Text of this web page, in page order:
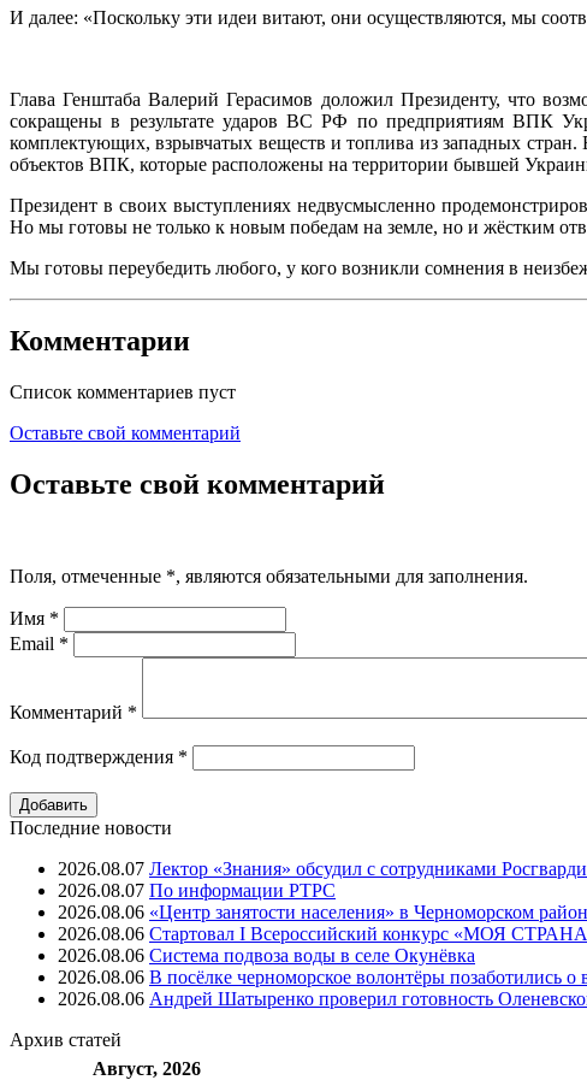
И далее: «Поскольку эти идеи витают, они осуществляются, мы
Глава Генштаба Валерий Герасимов доложил Президенту, что
сокращены в результате ударов ВС РФ по предприятиям ВПК
комплектующих, взрывчатых веществ и топлива из западных стран.
объектов ВПК, которые расположены на территории бывшей
Президент в своих выступлениях недвусмысленно
Но мы готовы не только к новым победам на земле, но и жёстким
Мы готовы переубедить любого, у кого возникли сомнения в
Комментарии
Список комментариев пуст
Оставьте свой комментарий
Оставьте свой комментарий
Поля, отмеченные *, являются обязательными для заполнения.
Имя *
Email *
Комментарий *
Код подтверждения *
Последние новости
2026.08.07 Лектор «Знания» обсудил с сотрудниками
2026.08.07 ⁠По информации РТРС
2026.08.06 «Центр занятости населения» в Черноморском
2026.08.06 Стартовал I Всероссийский конкурс «МОЯ
2026.08.06 Система подвоза воды в селе Окунёвка
2026.08.06 В посёлке черноморское волонтёры позаботились о
2026.08.06 Андрей Шатыренко проверил готовность
Архив статей
Август, 2026